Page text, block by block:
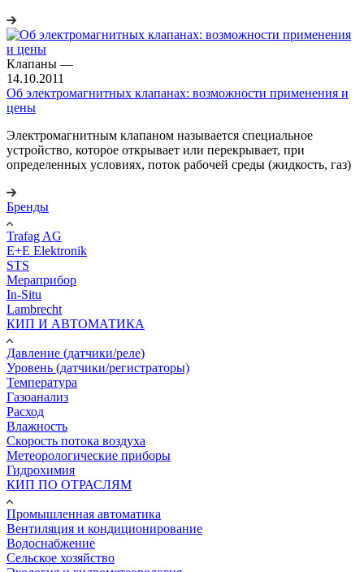
Клапаны —
14.10.2011
Об электромагнитных клапанах: возможности применения и
цены
Электромагнитным клапаном называется специальное
устройство, которое открывает или перекрывает, при
определенных условиях, поток рабочей среды (жидкость, газ)
Бренды
Trafag AG
E+E Elektronik
STS
Мераприбор
In-Situ
Lambrecht
КИП И АВТОМАТИКА
Давление (датчики/реле)
Уровень (датчики/регистраторы)
Температура
Газоанализ
Расход
Влажность
Скорость потока воздуха
Метеорологические приборы
Гидрохимия
КИП ПО ОТРАСЛЯМ
Промышленная автоматика
Вентиляция и кондиционирование
Водоснабжение
Сельское хозяйство